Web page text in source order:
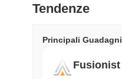
Tendenze
Principali Guadagni
Fusionist